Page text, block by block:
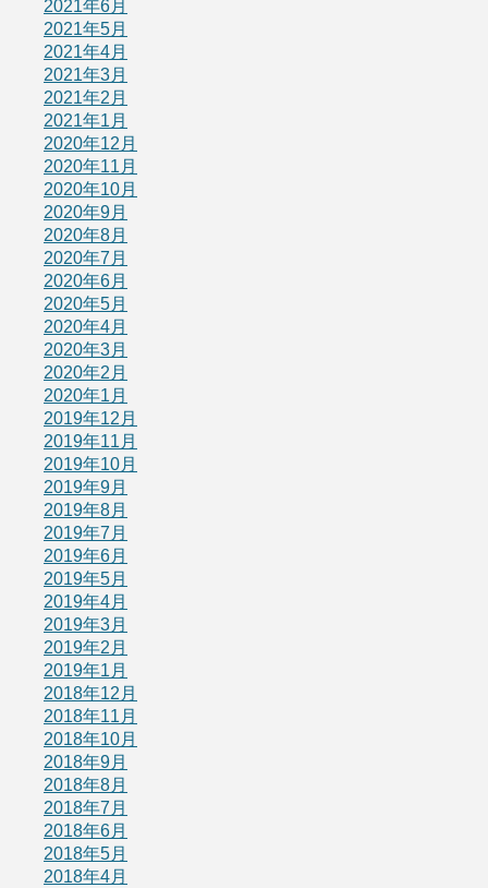
2021年6月
2021年5月
2021年4月
2021年3月
2021年2月
2021年1月
2020年12月
2020年11月
2020年10月
2020年9月
2020年8月
2020年7月
2020年6月
2020年5月
2020年4月
2020年3月
2020年2月
2020年1月
2019年12月
2019年11月
2019年10月
2019年9月
2019年8月
2019年7月
2019年6月
2019年5月
2019年4月
2019年3月
2019年2月
2019年1月
2018年12月
2018年11月
2018年10月
2018年9月
2018年8月
2018年7月
2018年6月
2018年5月
2018年4月